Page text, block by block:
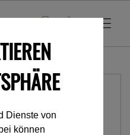
Dienste von
können